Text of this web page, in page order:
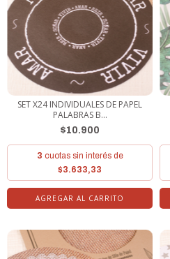
SET X24 INDIVIDUALES DE PAPEL
PALABRAS B...
$10.900
3 cuotas sin interés de
$3.633,33